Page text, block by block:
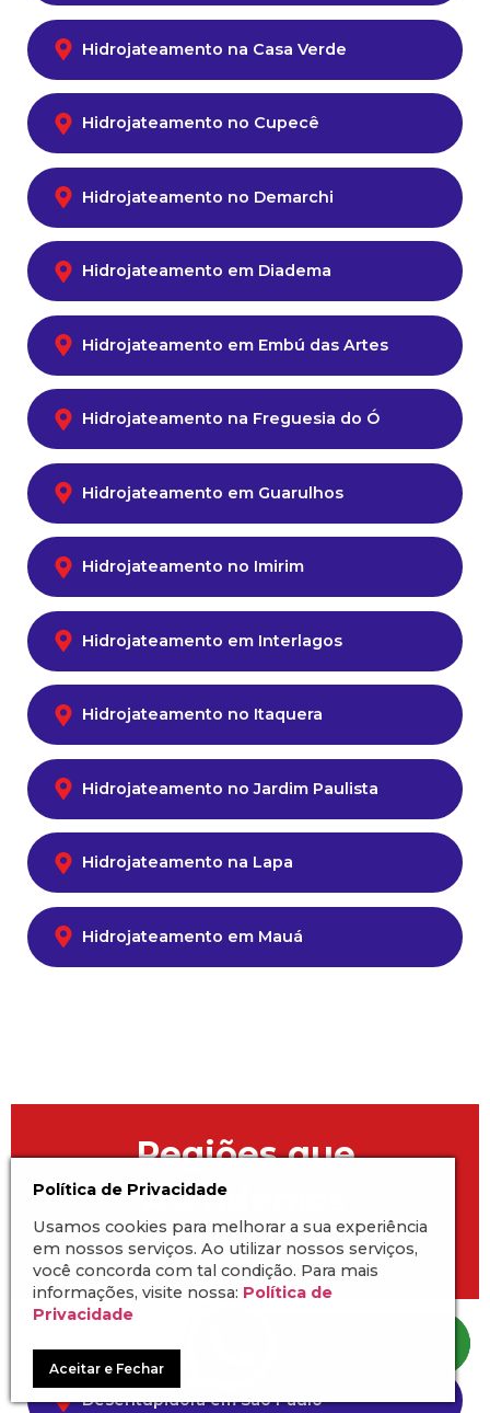
Hidrojateamento na Casa Verde
Hidrojateamento no Cupecê
Hidrojateamento no Demarchi
Hidrojateamento em Diadema
Hidrojateamento em Embú das Artes
Hidrojateamento na Freguesia do Ó
Hidrojateamento em Guarulhos
Hidrojateamento no Imirim
Hidrojateamento em Interlagos
Hidrojateamento no Itaquera
Hidrojateamento no Jardim Paulista
Hidrojateamento na Lapa
Hidrojateamento em Mauá
Regiões que
Atendemos
Serviços de Desentupidora 24H
Desentupidora em São Paulo
Política de Privacidade
Usamos cookies para melhorar a sua experiência
em nossos serviços. Ao utilizar nossos serviços,
você concorda com tal condição. Para mais
informações, visite nossa: Política de
Privacidade
Aceitar e Fechar